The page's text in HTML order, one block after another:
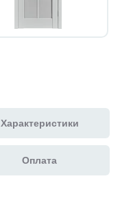
Характеристики
Оплата